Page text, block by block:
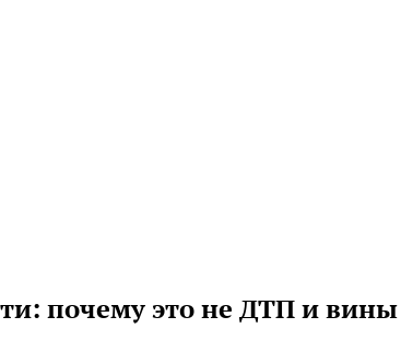
почему это не ДТП и вины